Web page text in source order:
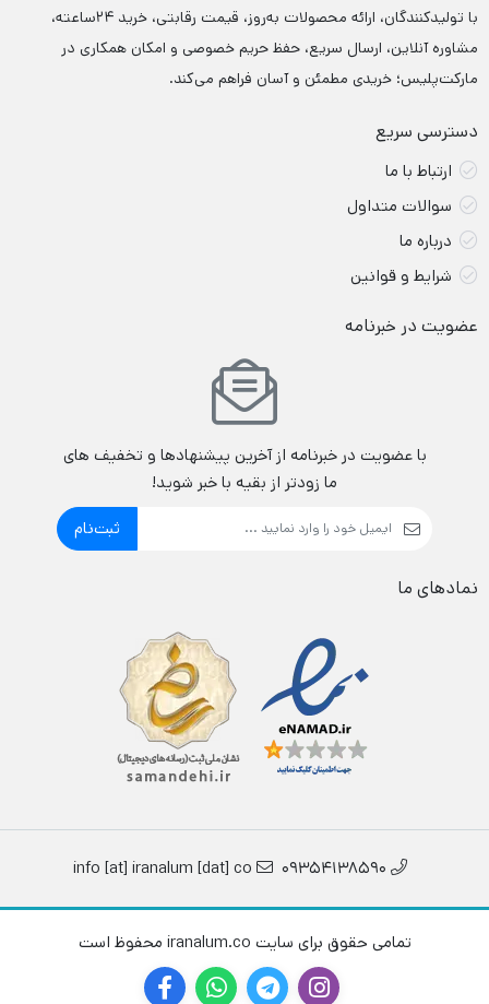
با تولیدکنندگان، ارائه محصولات به‌روز، قیمت رقابتی، خرید ۲۴ساعته،
مشاوره آنلاین، ارسال سریع، حفظ حریم خصوصی و امکان همکاری در
مارکت‌پلیس؛ خریدی مطمئن و آسان فراهم می‌کند.
دسترسی سریع
ارتباط با ما
سوالات متداول
درباره ما
شرایط و قوانین
عضویت در خبرنامه
با عضویت در خبرنامه از آخرین پیشنهادها و تخفیف های
ما زودتر از بقیه با خبر شوید!
ثبت‌نام
نمادهای ما
09354138590
info [at] iranalum [dat] co
تمامی حقوق برای سایت iranalum.co محفوظ است